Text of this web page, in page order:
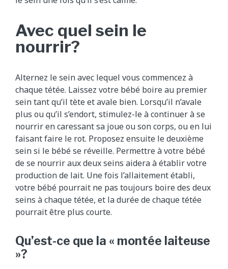
Avec quel sein le
nourrir?
Alternez le sein avec lequel vous commencez à
chaque tétée. Laissez votre bébé boire au premier
sein tant qu’il tète et avale bien. Lorsqu’il n’avale
plus ou qu’il s’endort, stimulez-le à continuer à se
nourrir en caressant sa joue ou son corps, ou en lui
faisant faire le rot. Proposez ensuite le deuxième
sein si le bébé se réveille. Permettre à votre bébé
de se nourrir aux deux seins aidera à établir votre
production de lait. Une fois l’allaitement établi,
votre bébé pourrait ne pas toujours boire des deux
seins à chaque tétée, et la durée de chaque tétée
pourrait être plus courte.
Qu’est-ce que la « montée laiteuse
»?